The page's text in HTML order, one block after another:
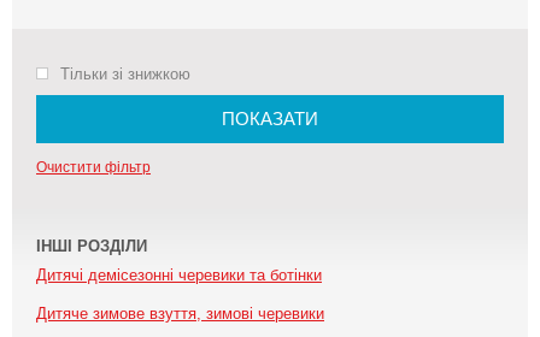
Тільки зі знижкою
ПОКАЗАТИ
Очистити фільтр
ІНШІ РОЗДІЛИ
Дитячі демісезонні черевики та ботінки
Дитяче зимове взуття, зимові черевики